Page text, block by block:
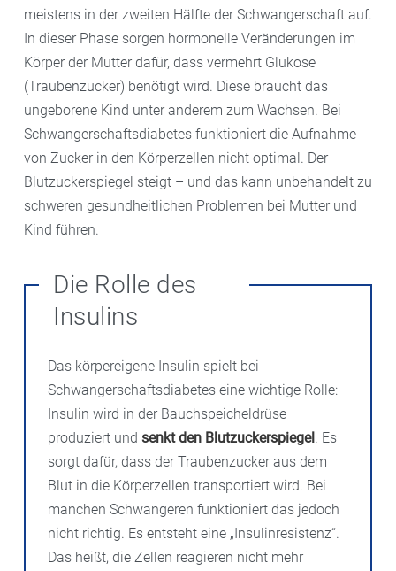
meistens in der zweiten Hälfte der Schwangerschaft auf.
In dieser Phase sorgen hormonelle Veränderungen im
Körper der Mutter dafür, dass vermehrt Glukose
(Traubenzucker) benötigt wird. Diese braucht das
ungeborene Kind unter anderem zum Wachsen. Bei
Schwangerschaftsdiabetes funktioniert die Aufnahme
von Zucker in den Körperzellen nicht optimal. Der
Blutzuckerspiegel steigt – und das kann unbehandelt zu
schweren gesundheitlichen Problemen bei Mutter und
Kind führen.
Die Rolle des
Insulins
Das körpereigene Insulin spielt bei
Schwangerschaftsdiabetes eine wichtige Rolle:
Insulin wird in der Bauchspeicheldrüse
produziert und senkt den Blutzuckerspiegel. Es
sorgt dafür, dass der Traubenzucker aus dem
Blut in die Körperzellen transportiert wird. Bei
manchen Schwangeren funktioniert das jedoch
nicht richtig. Es entsteht eine „Insulinresistenz“.
Das heißt, die Zellen reagieren nicht mehr